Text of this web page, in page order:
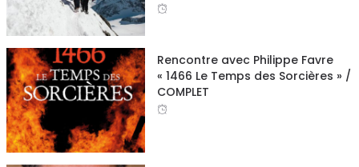
Rencontre avec Philippe Favre
« 1466 Le Temps des Sorcières » /
COMPLET